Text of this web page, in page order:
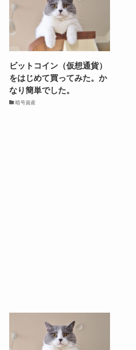
ビットコイン（仮想通貨）
をはじめて買ってみた。か
なり簡単でした。
暗号資産